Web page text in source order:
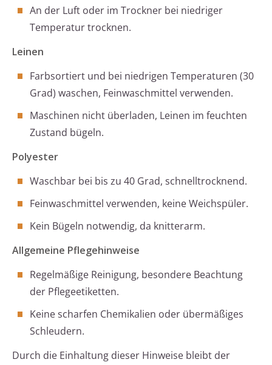
An der Luft oder im Trockner bei niedriger
Temperatur trocknen.
Leinen
Farbsortiert und bei niedrigen Temperaturen (30
Grad) waschen, Feinwaschmittel verwenden.
Maschinen nicht überladen, Leinen im feuchten
Zustand bügeln.
Polyester
Waschbar bei bis zu 40 Grad, schnelltrocknend.
Feinwaschmittel verwenden, keine Weichspüler.
Kein Bügeln notwendig, da knitterarm.
Allgemeine Pflegehinweise
Regelmäßige Reinigung, besondere Beachtung
der Pflegeetiketten.
Keine scharfen Chemikalien oder übermäßiges
Schleudern.
Durch die Einhaltung dieser Hinweise bleibt der